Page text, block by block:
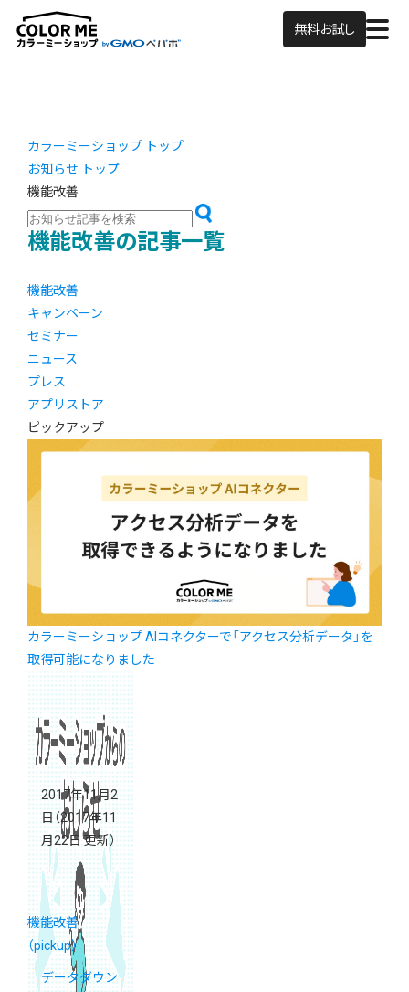
無料お試し
カラーミーショップ トップ
お知らせ トップ
機能改善
機能改善の記事一覧
機能改善
キャンペーン
セミナー
ニュース
プレス
アプリストア
ピックアップ
カラーミーショップ AIコネクターで「アクセス分析データ」を
取得可能になりました
2017年11月2
日（2017年11
月22日 更新）
機能改善
（pickup）
データダウン